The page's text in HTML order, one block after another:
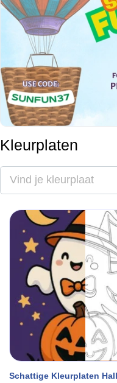
Kleurplaten
Schattige Kleurplaten